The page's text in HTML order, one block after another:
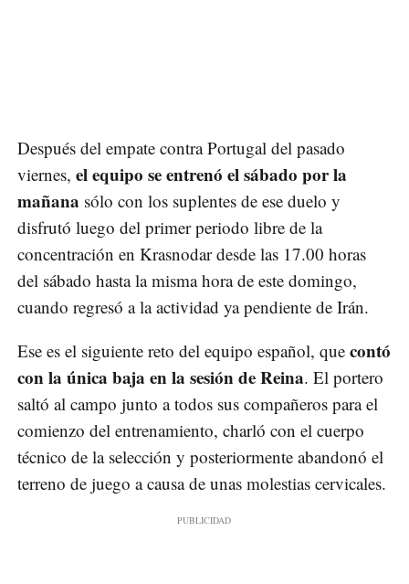
Después del empate contra Portugal del pasado
viernes, el equipo se entrenó el sábado por la
mañana sólo con los suplentes de ese duelo y
disfrutó luego del primer periodo libre de la
concentración en Krasnodar desde las 17.00 horas
del sábado hasta la misma hora de este domingo,
cuando regresó a la actividad ya pendiente de Irán.
Ese es el siguiente reto del equipo español, que contó
con la única baja en la sesión de Reina. El portero
saltó al campo junto a todos sus compañeros para el
comienzo del entrenamiento, charló con el cuerpo
técnico de la selección y posteriormente abandonó el
terreno de juego a causa de unas molestias cervicales.